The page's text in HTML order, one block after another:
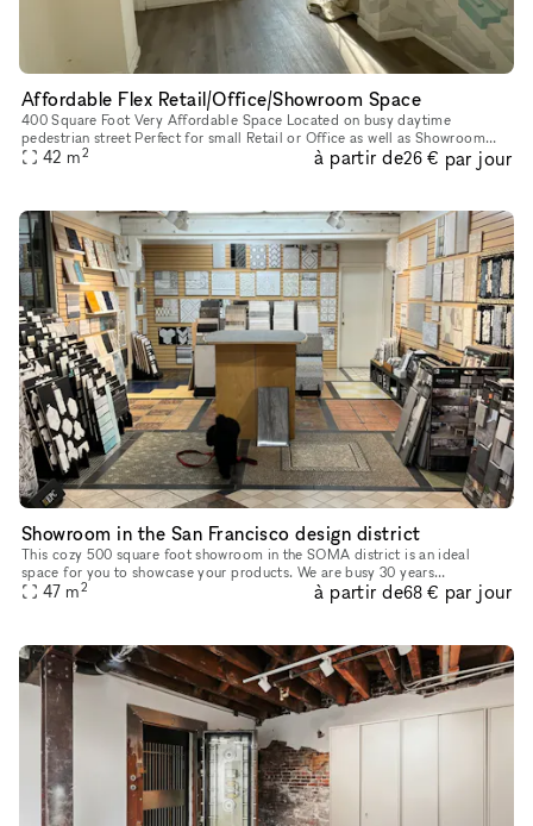
Affordable Flex Retail/Office/Showroom Space
400 Square Foot Very Affordable Space Located on busy daytime
pedestrian street Perfect for small Retail or Office as well as Showroom
(Previous Use) High ceilings and natural light create a comfor
42 m2 à partir de26 € par jour
Showroom in the San Francisco design district
This cozy 500 square foot showroom in the SOMA district is an ideal
space for you to showcase your products. We are busy 30 years
established showroom that will help drive business to your space. Gr
47 m2 à partir de68 € par jour